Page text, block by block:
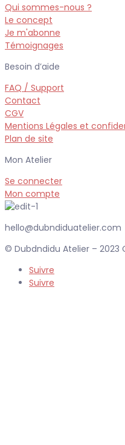
Qui sommes-nous ?
Le concept
Je m'abonne
Témoignages
Besoin d’aide
FAQ / Support
Contact
CGV
Mentions Légales et
Plan de site
Mon Atelier
Se connecter
Mon compte
hello@dubndiduatelier.com
© Dubdndidu Atelier – 2023
Suivre
Suivre